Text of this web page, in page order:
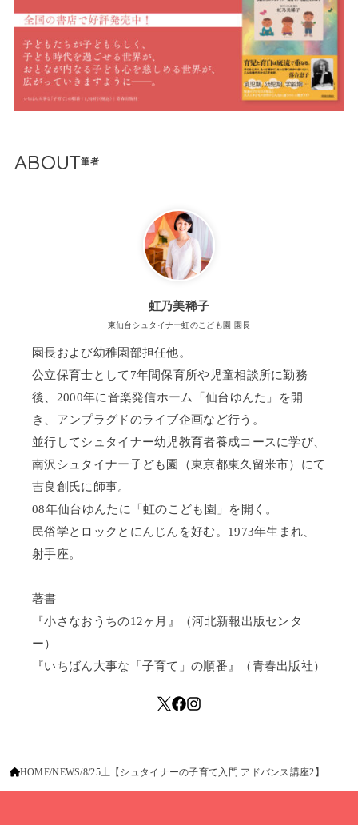
ABOUT
虹乃美稀子
東仙台シュタイナー虹のこども園 園長
園長および幼稚園部担任他。
公立保育士として7年間保育所や児童相談所に勤務
後、2000年に音楽発信ホーム「仙台ゆんた」を開
き、アンプラグドのライブ企画など行う。
並行してシュタイナー幼児教育者養成コースに学び、
南沢シュタイナー子ども園（東京都東久留米市）にて
吉良創氏に師事。
08年仙台ゆんたに「虹のこども園」を開く。
民俗学とロックとにんじんを好む。1973年生まれ、
射手座。
著書
『小さなおうちの12ヶ月』（河北新報出版センタ
ー）
『いちばん大事な「子育て」の順番』（青春出版社）
HOME NEWS 8/25土【シュタイナーの子育て入門 アドバンス講座2】